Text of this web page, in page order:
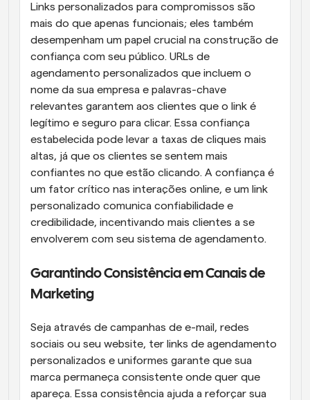
Links personalizados para compromissos são
mais do que apenas funcionais; eles também
desempenham um papel crucial na construção de
confiança com seu público. URLs de
agendamento personalizados que incluem o
nome da sua empresa e palavras-chave
relevantes garantem aos clientes que o link é
legítimo e seguro para clicar. Essa confiança
estabelecida pode levar a taxas de cliques mais
altas, já que os clientes se sentem mais
confiantes no que estão clicando. A confiança é
um fator crítico nas interações online, e um link
personalizado comunica confiabilidade e
credibilidade, incentivando mais clientes a se
envolverem com seu sistema de agendamento.
Garantindo Consistência em Canais de
Marketing
Seja através de campanhas de e-mail, redes
sociais ou seu website, ter links de agendamento
personalizados e uniformes garante que sua
marca permaneça consistente onde quer que
apareça. Essa consistência ajuda a reforçar sua